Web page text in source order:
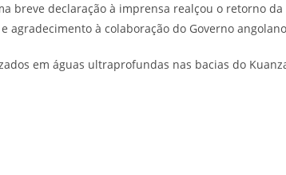
breve declaração à imprensa realçou o retorno
à colaboração do Governo
em águas ultraprofundas nas bacias do